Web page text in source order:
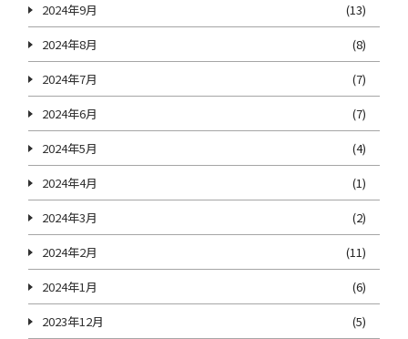
2024年9月
(13)
2024年8月
(8)
2024年7月
(7)
2024年6月
(7)
2024年5月
(4)
2024年4月
(1)
2024年3月
(2)
2024年2月
(11)
2024年1月
(6)
2023年12月
(5)